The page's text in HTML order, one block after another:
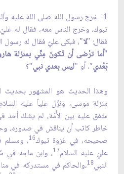
1- خرج رسول الله صلى الله عليه
تبوك، وخرج الناس معه، فقال له
فقال: "لا"، فبكى عليٌ فقال له رسول
"أما ترْضى أن تَكونَ مِنِّي بمنزلة
بَعْدي"، أو "ليس بعدي نبي"؟
وهذا الحديث هو المشهور بحديث
منزلة موسى، ونزّل علياً عليه
متفق عليه بين الأُمّة، لم يشكّ
خاطر كاتب أن يناقش في صدوره،
صحيحه، في غزوة تبوك16،
عليّ عليه السلام17، وابن ماجه في
النبي18،والحاكم في مستدركه في